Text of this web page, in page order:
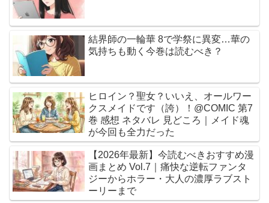
結界師の一輪華 8で学祭に異変…華の
気持ちも動く今巻は読むべき？
ヒロイン？聖女？いいえ、オールワー
クスメイドです（誇）！@COMIC 第7
巻 感想 ネタバレ 見どころ｜メイド魂
が今回も全力だった
【2026年最新】今読むべきおすすめ漫
画まとめ Vol.7｜痛快な逆転ファンタ
ジーからホラー・大人の濃厚ラブスト
ーリーまで